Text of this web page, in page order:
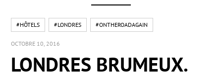
#HÔTELS #LONDRES #ONTHEROADAGAIN
OCTOBRE 10, 2016
LONDRES BRUMEUX.